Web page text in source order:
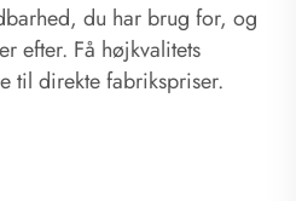
du har brug for, og
efter. Få højkvalitets
til direkte fabrikspriser.